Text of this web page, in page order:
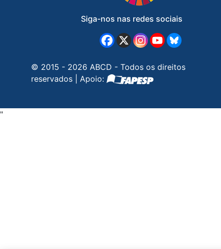
Siga-nos nas redes sociais
© 2015 - 2026 ABCD - Todos os direitos
reservados | Apoio:
"